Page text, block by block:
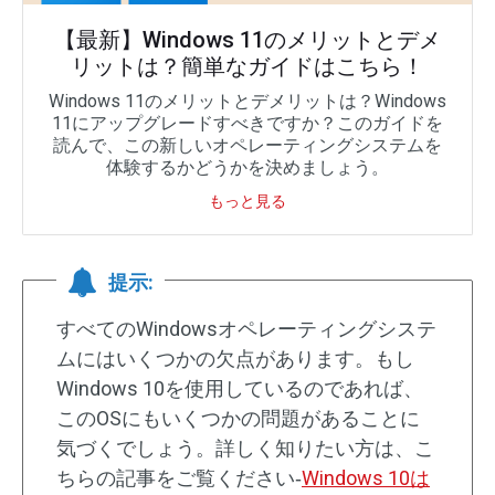
【最新】Windows 11のメリットとデメ
リットは？簡単なガイドはこちら！
Windows 11のメリットとデメリットは？Windows
11にアップグレードすべきですか？このガイドを
読んで、この新しいオペレーティングシステムを
体験するかどうかを決めましょう。
もっと見る
提示:
すべてのWindowsオペレーティングシステ
ムにはいくつかの欠点があります。もし
Windows 10を使用しているのであれば、
このOSにもいくつかの問題があることに
気づくでしょう。詳しく知りたい方は、こ
ちらの記事をご覧ください‐Windows 10は